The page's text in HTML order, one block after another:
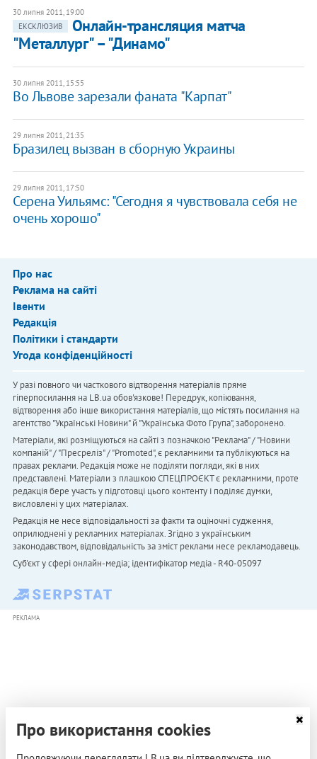
30 липня 2011, 19:00
ЕКСКЛЮЗИВ
Онлайн-трансляция матча
"Металлург" – "Динамо"
30 липня 2011, 15:55
Во Львове зарезали фаната "Карпат"
29 липня 2011, 21:35
Бразилец вызван в сборную Украины
29 липня 2011, 17:50
Серена Уильямс: "Сегодня я чувствовала себя не
очень хорошо"
Про нас
Реклама на сайті
Івенти
Редакція
Політики і стандарти
Угода конфіденційності
У разі повного чи часткового відтворення матеріалів пряме
гіперпосилання на LB.ua обов'язкове! Передрук, копіювання,
відтворення або інше використання матеріалів, що містять посилання на
агентство "Українськi Новини" й "Українська Фото Група", заборонено.
Матеріали, які розміщуються на сайті з позначкою "Реклама" / "Новини
компаній" / "Пресреліз" / "Promoted", є рекламними та публікуються на
правах реклами. Редакція може не поділяти погляди, які в них
представлені. Матеріали з плашкою СПЕЦПРОЄКТ є рекламними, проте
редакція бере участь у підготовці цього контенту і поділяє думки,
висловлені у цих матеріалах.
Редакція не несе відповідальності за факти та оціночні судження,
оприлюднені у рекламних матеріалах. Згідно з українським
законодавством, відповідальність за зміст реклами несе рекламодавець.
Cуб'єкт у сфері онлайн-медіа; ідентифікатор медіа - R40-05097
РЕКЛАМА
Про використання cookies